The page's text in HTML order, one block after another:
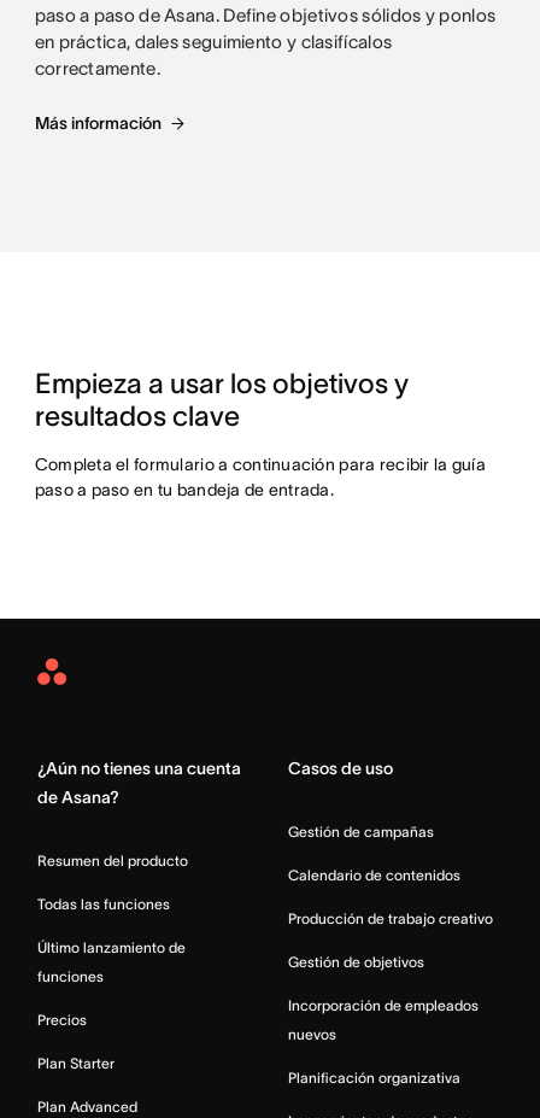
paso a paso de Asana. Define objetivos sólidos y ponlos
en práctica, dales seguimiento y clasifícalos
correctamente.
Más información
Empieza a usar los objetivos y
resultados clave
Completa el formulario a continuación para recibir la guía
paso a paso en tu bandeja de entrada.
Asana
¿Aún no tienes una cuenta
de Asana?
Resumen del producto
Todas las funciones
Último lanzamiento de
funciones
Precios
Plan Starter
Plan Advanced
Casos de uso
Gestión de campañas
Calendario de contenidos
Producción de trabajo creativo
Gestión de objetivos
Incorporación de empleados
nuevos
Planificación organizativa